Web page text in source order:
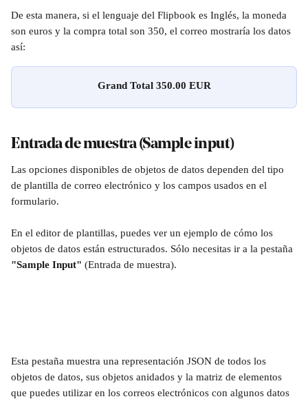
De esta manera, si el lenguaje del Flipbook es Inglés, la moneda
son euros y la compra total son 350, el correo mostraría los datos
así:
Grand Total 350.00 EUR
Entrada de muestra (Sample input)
Las opciones disponibles de objetos de datos dependen del tipo
de plantilla de correo electrónico y los campos usados en el
formulario.
En el editor de plantillas, puedes ver un ejemplo de cómo los
objetos de datos están estructurados. Sólo necesitas ir a la pestaña
"Sample Input" (Entrada de muestra).
Esta pestaña muestra una representación JSON de todos los
objetos de datos, sus objetos anidados y la matriz de elementos
que puedes utilizar en los correos electrónicos con algunos datos